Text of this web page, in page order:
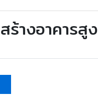
างอาคารสูง